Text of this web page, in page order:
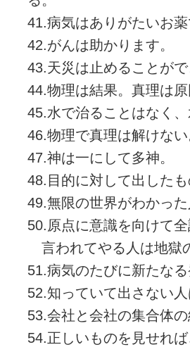
41.病気はありがたいお薬
42.がんは助かります。
43.天災は止めることがで
44.物理は結果。真理は原
45.水で治ることはなく
46.物理で真理は解けない
47.神は一にして多神。
48.目的に対して出したも
49.無限の世界がわかった
50.原点に意識を向けて
言われてやる人は地獄
51.病気のたびに新たなる
52.知っていて出さない人
53.会社と会社の集合体の
54.正しいものを見せれ